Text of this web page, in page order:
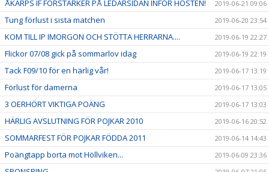
ÅKARPS IF FÖRSTÄRKER PÅ LEDARSIDAN INFÖR HÖSTEN! 2019-06-21 09:06
Tung förlust i sista matchen 2019-06-20 23:54
KOM TILL IP IMORGON OCH STÖTTA HERRARNA.... 2019-06-19 22:27
Flickor 07/08 gick på sommarlov idag 2019-06-19 22:19
Tack F09/10 för en härlig vår! 2019-06-17 13:19
Förlust för damerna 2019-06-17 13:05
3 OERHÖRT VIKTIGA POÄNG 2019-06-17 13:03
HÄRLIG AVSLUTNING FÖR POJKAR 2010 2019-06-16 20:52
SOMMARFEST FÖR POJKAR FÖDDA 2011 2019-06-14 14:43
Poängtapp borta mot Höllviken... 2019-06-09 23:36